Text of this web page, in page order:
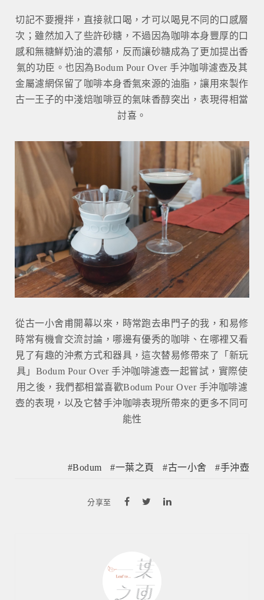
切記不要攪拌，直接就口喝，才可以喝見不同的口感層
次；雖然加入了些許砂糖，不過因為咖啡本身豐厚的口
感和無糖鮮奶油的濃郁，反而讓砂糖成為了更加提出香
氣的功臣。也因為Bodum Pour Over 手沖咖啡濾壺及其
金屬濾網保留了咖啡本身香氣來源的油脂，讓用來製作
古一王子的中淺焙咖啡豆的氣味香醇突出，表現得相當
討喜。
從古一小舍甫開幕以來，時常跑去串門子的我，和易修
時常有機會交流討論，哪邊有優秀的咖啡、在哪裡又看
見了有趣的沖煮方式和器具，這次替易修帶來了「新玩
具」Bodum Pour Over 手沖咖啡濾壺一起嘗試，實際使
用之後，我們都相當喜歡Bodum Pour Over 手沖咖啡濾
壺的表現，以及它替手沖咖啡表現所帶來的更多不同可
能性
Bodum 一葉之頁 古一小舍 手沖壺
分享至